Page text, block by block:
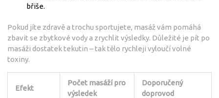
břiše.
Pokud jíte zdravě a trochu sportujete, masáž vám pomáhá
zbavit se zbytkové vody a zrychlit výsledky. Důležité je pít po
masáži dostatek tekutin – tak tělo rychleji vyloučí volné
toxiny.
Efekt
Počet masáží pro
výsledek
Doporučený
doprovod